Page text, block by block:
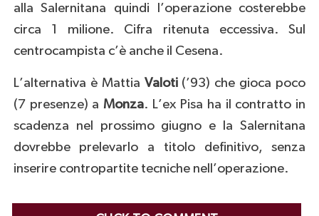
alla Salernitana quindi l’operazione costerebbe
circa 1 milione. Cifra ritenuta eccessiva. Sul
centrocampista c’è anche il Cesena.
L’alternativa è Mattia Valoti(’93) che gioca poco
(7 presenze) a Monza. L’ex Pisa ha il contratto in
scadenza nel prossimo giugno e la Salernitana
dovrebbe prelevarlo a titolo definitivo, senza
inserire contropartite tecniche nell’operazione.